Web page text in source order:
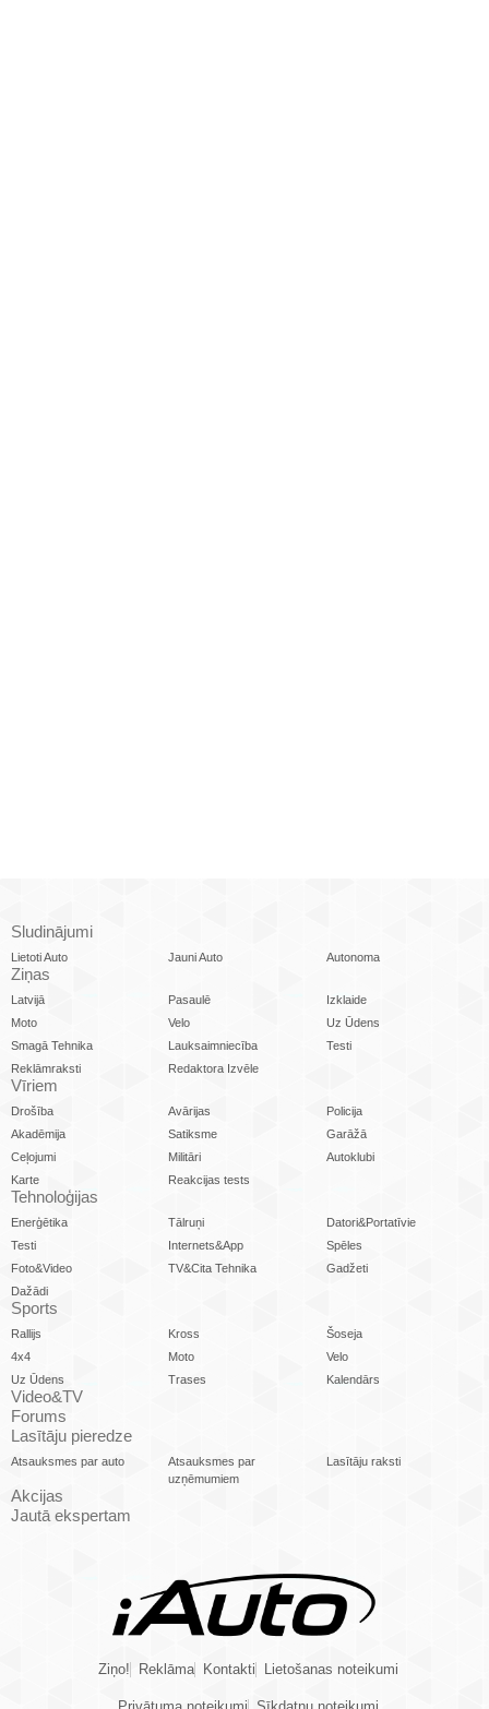
Sludinājumi
Lietoti Auto Jauni Auto Autonoma
Ziņas
Latvijā Pasaulē
Izklaide
Moto
Velo
Uz Ūdens
Smagā Tehnika
Lauksaimniecība
Testi
Reklāmraksti
Redaktora Izvēle
Vīriem
Drošība Avārijas
Policija
Akadēmija
Satiksme
Garāžā
Ceļojumi
Militāri
Autoklubi
Karte
Reakcijas tests
Tehnoloģijas
Enerģētika Tālruņi
Datori&Portatīvie
Testi
Internets&App
Spēles
Foto&Video
TV&Cita Tehnika
Gadžeti
Dažādi
Sports
Rallijs Kross
Šoseja
4x4
Moto
Velo
Uz Ūdens
Trases Kalendārs
Video&TV
Forums
Lasītāju pieredze
Atsauksmes par auto
Atsauksmes par
uzņēmumiem
Lasītāju raksti
Akcijas
Jautā ekspertam
Ziņo! Reklāma Kontakti Lietošanas noteikumi